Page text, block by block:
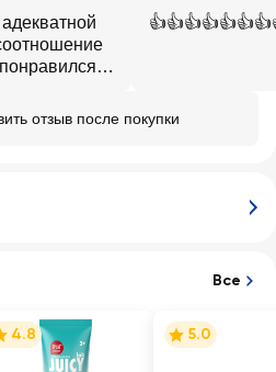
отзыв после покупки
Все
4.8 5.0